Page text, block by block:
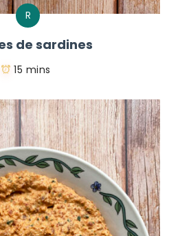
R
de sardines
15 mins